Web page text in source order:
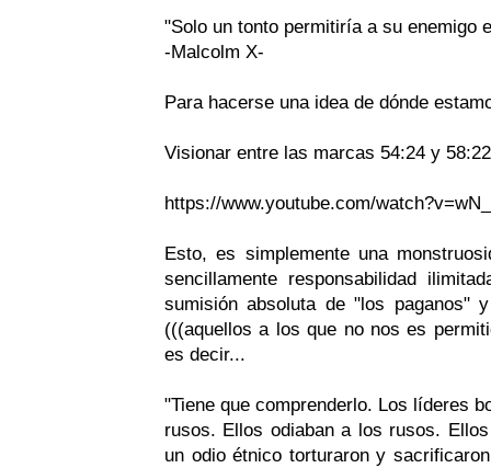
"Solo un tonto permitiría a su enemigo
-Malcolm X-
Para hacerse una idea de dónde
Visionar entre las marcas 54:24 y 58:22
https://www.youtube.com/
Esto, es simplemente una
sencillamente responsabilidad
sumisión absoluta de "los paganos"
(((aquellos a los que no nos es
es decir...
"Tiene que comprenderlo. Los líderes
rusos. Ellos odiaban a los rusos.
un odio étnico torturaron y